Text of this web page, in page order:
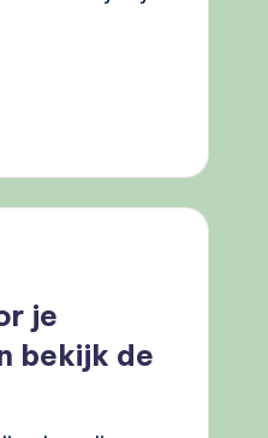
je
bekijk de